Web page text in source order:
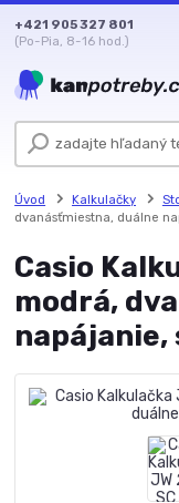
+421 905 327 801
(Po-Pia, 8-16 hod.)
Úvod Kalkulačky
dvanásťmiestna, duálne
Casio
modrá,
napájanie,